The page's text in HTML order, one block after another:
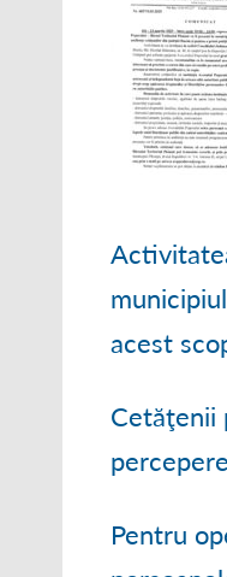
acest
Cetăţenii
Pentru